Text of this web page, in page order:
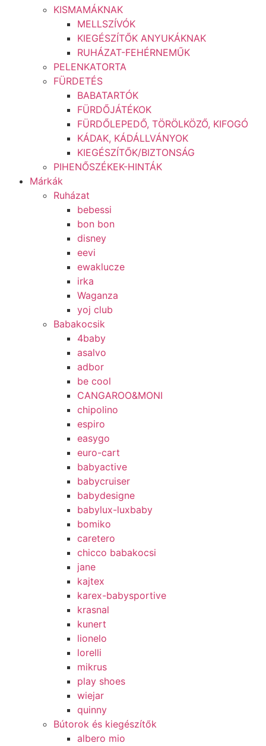
KISMAMÁKNAK
MELLSZÍVÓK
KIEGÉSZÍTŐK ANYUKÁKNAK
RUHÁZAT-FEHÉRNEMŰK
PELENKATORTA
FÜRDETÉS
BABATARTÓK
FÜRDŐJÁTÉKOK
FÜRDŐLEPEDŐ, TÖRÖLKÖZŐ, KIFOGÓ
KÁDAK, KÁDÁLLVÁNYOK
KIEGÉSZÍTŐK/BIZTONSÁG
PIHENŐSZÉKEK-HINTÁK
Márkák
Ruházat
bebessi
bon bon
disney
eevi
ewaklucze
irka
Waganza
yoj club
Babakocsik
4baby
asalvo
adbor
be cool
CANGAROO&MONI
chipolino
espiro
easygo
euro-cart
babyactive
babycruiser
babydesigne
babylux-luxbaby
bomiko
caretero
chicco babakocsi
jane
kajtex
karex-babysportive
krasnal
kunert
lionelo
lorelli
mikrus
play shoes
wiejar
quinny
Bútorok és kiegészítők
albero mio